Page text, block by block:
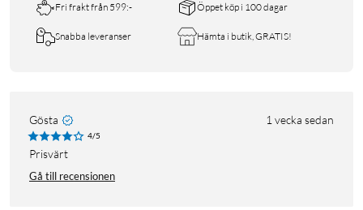
Fri frakt från 599:- Öppet köp i 100 dagar
Snabba leveranser Hämta i butik, GRATIS!
Gösta 1 vecka sedan
4/5
Prisvärt
Gå till recensionen